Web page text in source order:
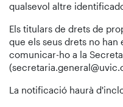
qualsevol altre
Els titulars de drets de
que els seus drets no han
comunicar-ho a la
La notificació haurà